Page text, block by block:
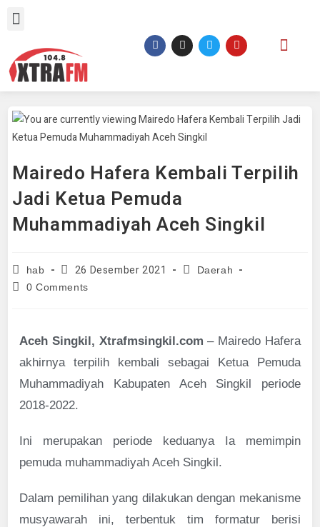
Mairedo Hafera Kembali Terpilih
Jadi Ketua Pemuda
Muhammadiyah Aceh Singkil
hab 26 Desember 2021
Daerah
0 Comments
Aceh Singkil, Xtrafmsingkil.com – Mairedo Hafera
akhirnya terpilih kembali sebagai Ketua Pemuda
Muhammadiyah Kabupaten Aceh Singkil periode
2018-2022.
Ini merupakan periode keduanya Ia memimpin
pemuda muhammadiyah Aceh Singkil.
Dalam pemilihan yang dilakukan dengan mekanisme
musyawarah ini, terbentuk tim formatur berisi